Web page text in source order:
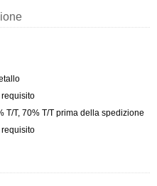
T/T, 70% T/T prima della spedizione